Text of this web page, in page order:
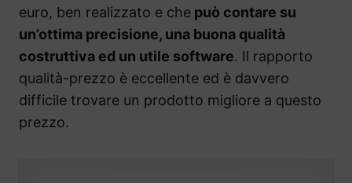
euro, ben realizzato e che può contare su
un’ottima precisione, una buona qualità
costruttiva ed un utile software. Il rapporto
qualità-prezzo è eccellente ed è davvero
difficile trovare un prodotto migliore a questo
prezzo.